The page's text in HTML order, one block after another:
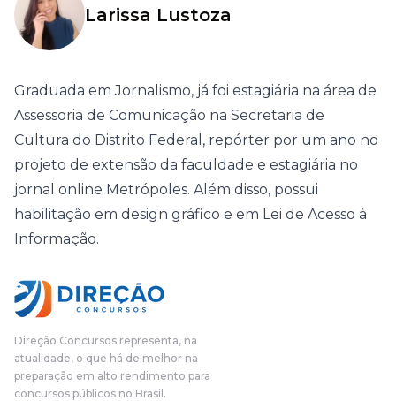
Larissa Lustoza
Graduada em Jornalismo, já foi estagiária na área de
Assessoria de Comunicação na Secretaria de
Cultura do Distrito Federal, repórter por um ano no
projeto de extensão da faculdade e estagiária no
jornal online Metrópoles. Além disso, possui
habilitação em design gráfico e em Lei de Acesso à
Informação.
Direção Concursos representa, na
atualidade, o que há de melhor na
preparação em alto rendimento para
concursos públicos no Brasil.